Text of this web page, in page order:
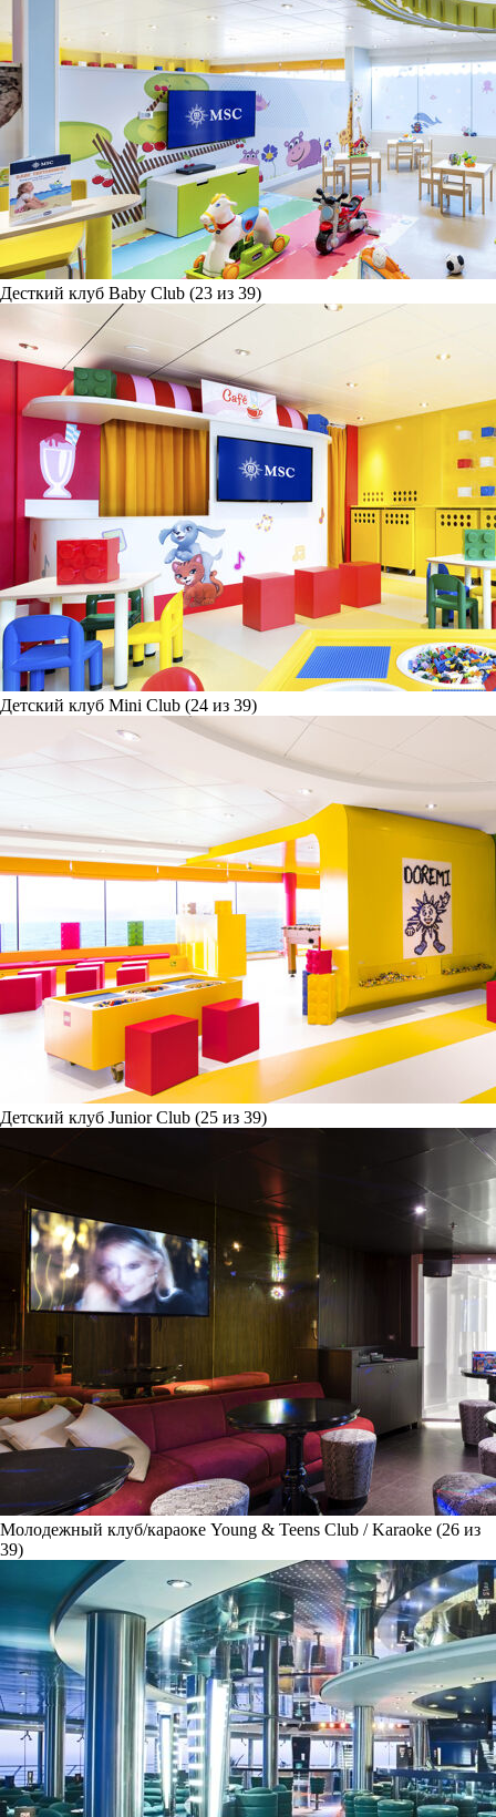
Десткий клуб Baby Club (23 из 39)
Детский клуб Mini Club (24 из 39)
Детский клуб Junior Club (25 из 39)
Молодежный клуб/караоке Young & Teens Club / Karaoke (26 из
39)